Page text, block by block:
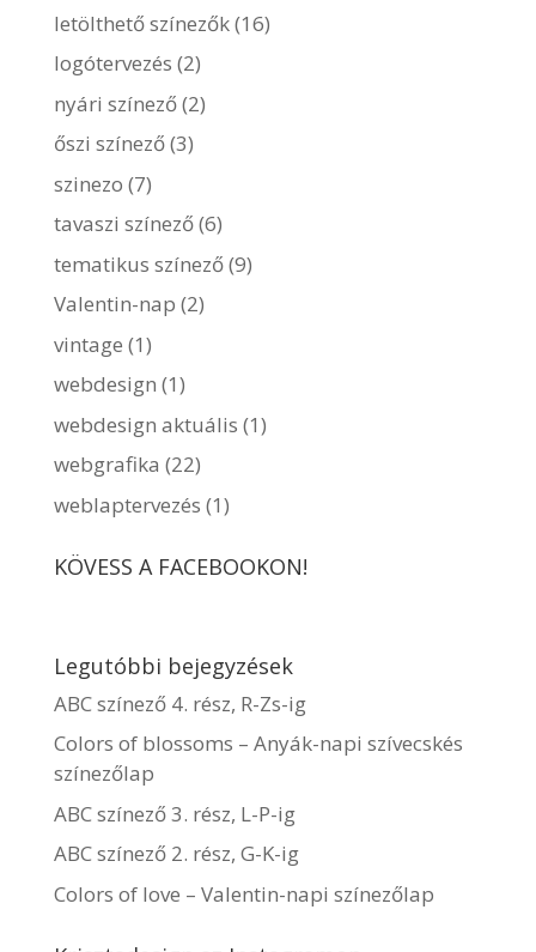
letölthető színezők(16)
logótervezés (2)
nyári színező(2)
őszi színező(3)
szinezo (7)
tavaszi színező(6)
tematikus színező(9)
Valentin-nap (2)
vintage (1)
webdesign (1)
webdesign aktuális (1)
webgrafika (22)
weblaptervezés (1)
KÖVESS A FACEBOOKON!
Legutóbbi bejegyzések
ABC színező 4. rész, R-Zs-ig
Colors of blossoms – Anyák-napi szívecskés
színezőlap
ABC színező 3. rész, L-P-ig
ABC színező 2. rész, G-K-ig
Colors of love – Valentin-napi színezőlap